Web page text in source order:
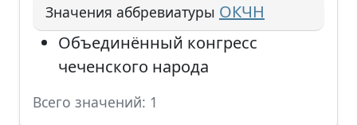
Значения аббревиатуры ОКЧН
Объединённый конгресс
чеченского народа
Всего значений: 1